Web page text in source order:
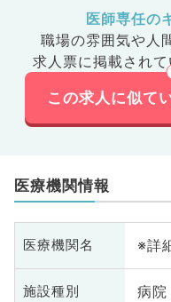
医師専任の
職場の雰囲気や人
求人票に掲載されて
この求人に似て
医療機関情報
医療機関名 ※詳
施設種別 病院